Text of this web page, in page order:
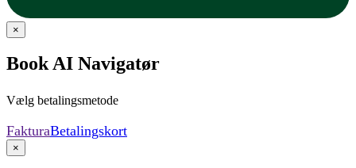
×
Book AI Navigatør
Vælg betalingsmetode
FakturaBetalingskort
×